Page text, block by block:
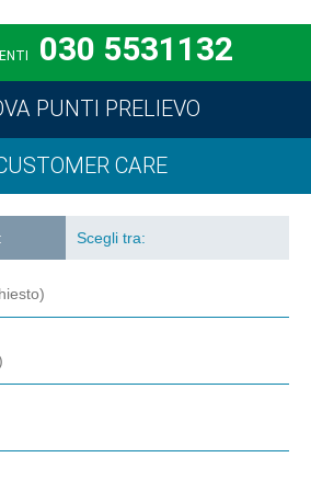
030 5531132
PUNTI PRELIEVO
CARE